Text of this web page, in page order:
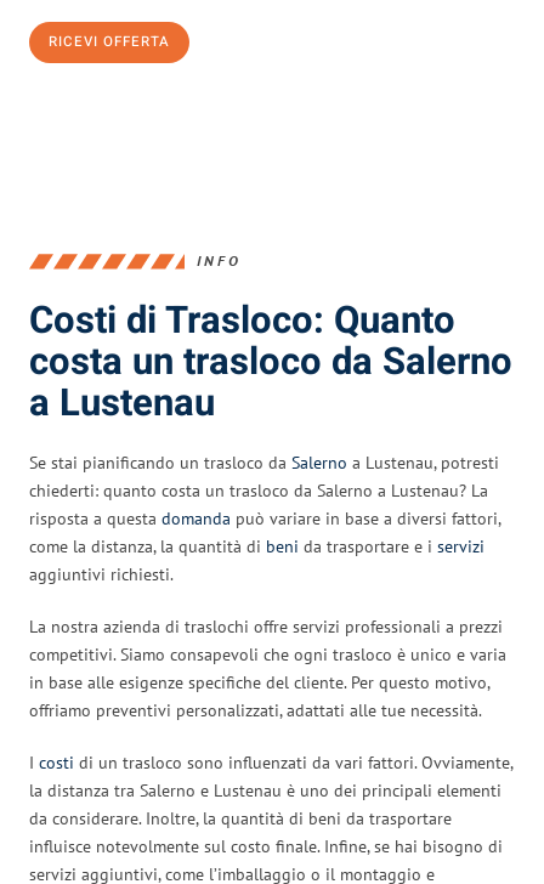
RICEVI OFFERTA
INFO
Costi di Trasloco: Quanto
costa un trasloco da Salerno
a Lustenau
Se stai pianificando un trasloco da Salerno a Lustenau, potresti
chiederti: quanto costa un trasloco da Salerno a Lustenau? La
risposta a questa domanda può variare in base a diversi fattori,
come la distanza, la quantità di beni da trasportare e i servizi
aggiuntivi richiesti.
La nostra azienda di traslochi offre servizi professionali a prezzi
competitivi. Siamo consapevoli che ogni trasloco è unico e varia
in base alle esigenze specifiche del cliente. Per questo motivo,
offriamo preventivi personalizzati, adattati alle tue necessità.
I costi di un trasloco sono influenzati da vari fattori. Ovviamente,
la distanza tra Salerno e Lustenau è uno dei principali elementi
da considerare. Inoltre, la quantità di beni da trasportare
influisce notevolmente sul costo finale. Infine, se hai bisogno di
servizi aggiuntivi, come l’imballaggio o il montaggio e